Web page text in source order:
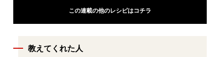
この連載の他のレシピはコチラ
教えてくれた人